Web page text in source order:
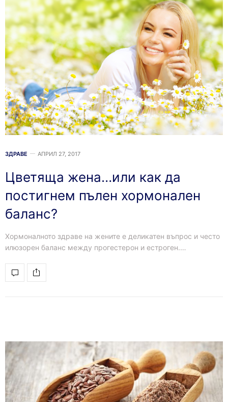
ЗДРАВЕ АПРИЛ 27, 2017
Цветяща жена…или как да
постигнем пълен хормонален
баланс?
Хормоналното здраве на жените е деликатен въпрос и често
илюзорен баланс между прогестерон и естроген.…